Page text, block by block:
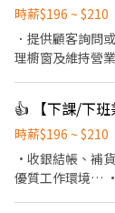
時薪$196 ~ $210
．提供顧客詢問
理櫥窗及維持營
束營業前，統計
時薪$196 ~ $210
·收銀結帳、補
優質工作環境…